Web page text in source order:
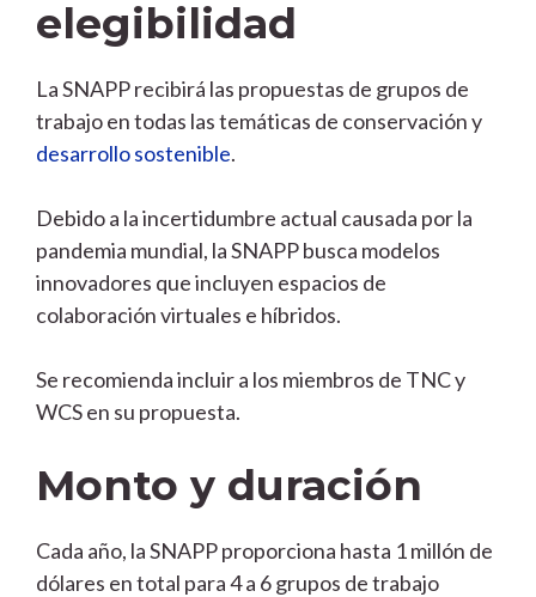
elegibilidad
La SNAPP recibirá las propuestas de grupos de
trabajo en todas las temáticas de conservación y
desarrollo sostenible.
Debido a la incertidumbre actual causada por la
pandemia mundial, la SNAPP busca modelos
innovadores que incluyen espacios de
colaboración virtuales e híbridos.
Se recomienda incluir a los miembros de TNC y
WCS en su propuesta.
Monto y duración
Cada año, la SNAPP proporciona hasta 1 millón de
dólares en total para 4 a 6 grupos de trabajo